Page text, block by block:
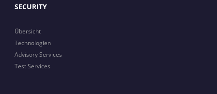
SECURITY
Übersicht
Technologien
Advisory Services
Test Services